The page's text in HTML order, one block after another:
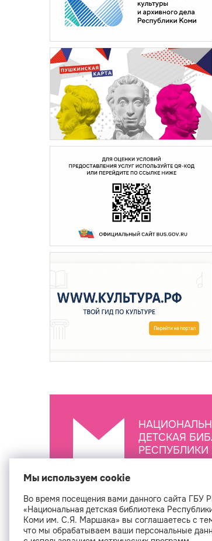
ДЕТСКАЯ
Мы используем cookie
Во время посещения вами данного сайта ГБУ
«Национальная детская библиотека
Коми им. С.Я. Маршака» вы соглашаетесь с
что мы обрабатываем ваши персональные